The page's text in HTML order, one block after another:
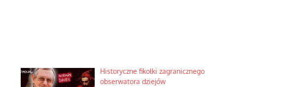
Historyczne fikołki zagranicznego
obserwatora dziejów